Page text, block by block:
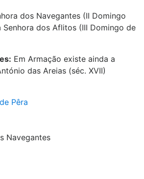
dos Navegantes (II Domingo
Senhora dos Aflitos (III Domingo de
Em Armação existe ainda a
das Areias (séc. XVII)
Pêra
Navegantes